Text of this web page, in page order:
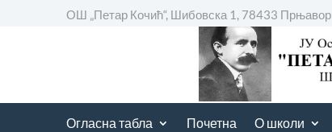
ОШ „Петар Кочић“, Шибовска 1, 78433 Прњавор
Огласна табла Почетна О школи